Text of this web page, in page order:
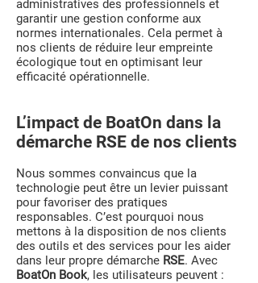
administratives des professionnels et
garantir une gestion conforme aux
normes internationales. Cela permet à
nos clients de réduire leur empreinte
écologique tout en optimisant leur
efficacité opérationnelle.
L’impact de BoatOn dans la
démarche RSE de nos clients
Nous sommes convaincus que la
technologie peut être un levier puissant
pour favoriser des pratiques
responsables. C’est pourquoi nous
mettons à la disposition de nos clients
des outils et des services pour les aider
dans leur propre démarche RSE. Avec
BoatOn Book, les utilisateurs peuvent :